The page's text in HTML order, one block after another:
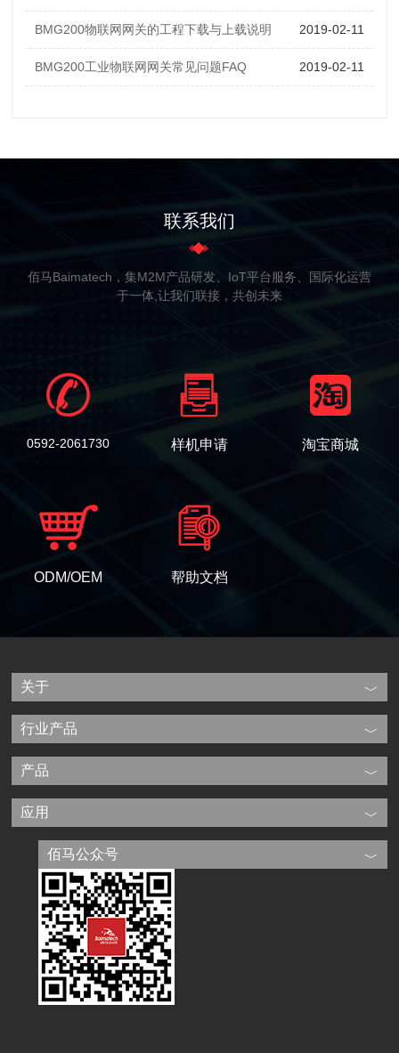
BMG200物联网网关的工程下载与上载说明 2019-02-11
BMG200工业物联网网关常见问题FAQ 2019-02-11
联系我们
佰马Baimatech，集M2M产品研发、IoT平台服务、国际化运营
于一体,让我们联接，共创未来
0592-2061730 样机申请 淘宝商城
ODM/OEM 帮助文档
关于
行业产品
产品
应用
佰马公众号